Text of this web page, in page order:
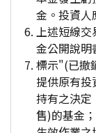
金。投資人
上述短線交
金公開說明
標示"(已撤
提供原有投
持有之決定
售)的基金